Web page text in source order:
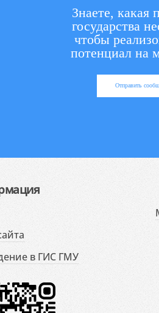
Знаете, какая
государства
чтобы
потенциал на
Отправить
в ГИС ГМУ